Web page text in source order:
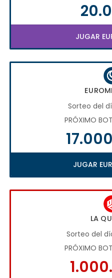
JUGAR
Sorteo del
PRÓXIMO
JUGAR
LA
Sorteo del
PRÓXIMO